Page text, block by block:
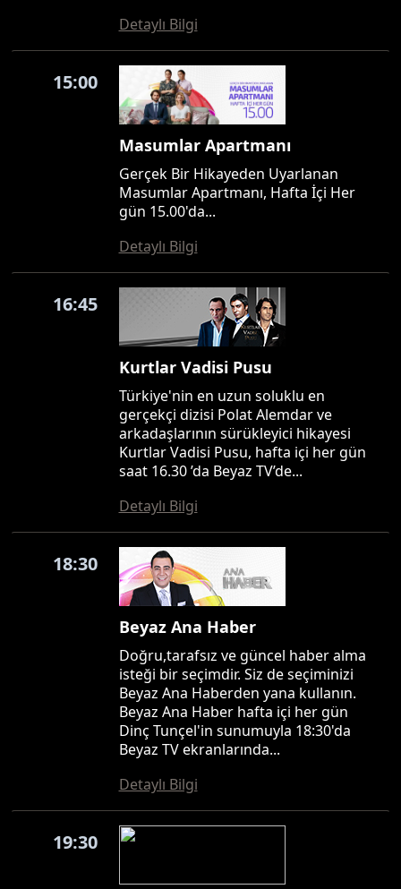
Detaylı Bilgi
15:00
Masumlar Apartmanı
Gerçek Bir Hikayeden Uyarlanan
Masumlar Apartmanı, Hafta İçi Her
gün 15.00'da...
Detaylı Bilgi
16:45
Kurtlar Vadisi Pusu
Türkiye'nin en uzun soluklu en
gerçekçi dizisi Polat Alemdar ve
arkadaşlarının sürükleyici hikayesi
Kurtlar Vadisi Pusu, hafta içi her gün
saat 16.30 ’da Beyaz TV’de...
Detaylı Bilgi
18:30
Beyaz Ana Haber
Doğru,tarafsız ve güncel haber alma
isteği bir seçimdir. Siz de seçiminizi
Beyaz Ana Haberden yana kullanın.
Beyaz Ana Haber hafta içi her gün
Dinç Tunçel'in sunumuyla 18:30'da
Beyaz TV ekranlarında...
Detaylı Bilgi
19:30